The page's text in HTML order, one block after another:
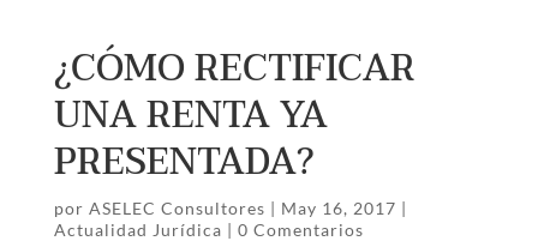
¿CÓMO RECTIFICAR
UNA RENTA YA
PRESENTADA?
por ASELEC Consultores | May 16, 2017 |
Actualidad Jurídica | 0 Comentarios